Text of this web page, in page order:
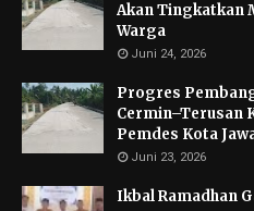
Akan Tingkatkan
Warga
Juni 24, 2026
Progres
Cermin–Terusan
Pemdes Kota
Juni 23, 2026
Ikbal Ramadhan